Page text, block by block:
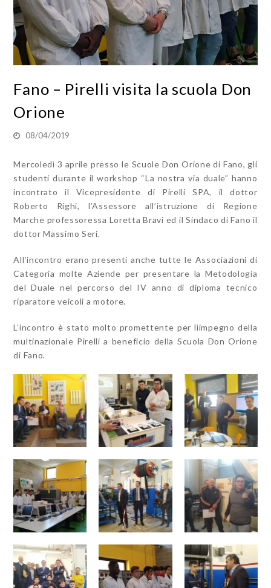
Fano – Pirelli visita la scuola Don
Orione
08/04/2019
Mercoledì 3 aprile presso le Scuole Don Orione di Fano, gli
studenti durante il workshop “La nostra via duale” hanno
incontrato il Vicepresidente di Pirelli SPA, il dottor
Roberto Righi, l’Assessore all’istruzione di Regione
Marche professoressa Loretta Bravi ed il Sindaco di Fano il
dottor Massimo Seri.
All’incontro erano presenti anche tutte le Associazioni di
Categoria molte Aziende per presentare la Metodologia
del Duale nel percorso del IV anno di diploma tecnico
riparatore veicoli a motore.
L’incontro è stato molto promettente per lìimpegno della
multinazionale Pirelli a beneficio della Scuola Don Orione
di Fano.